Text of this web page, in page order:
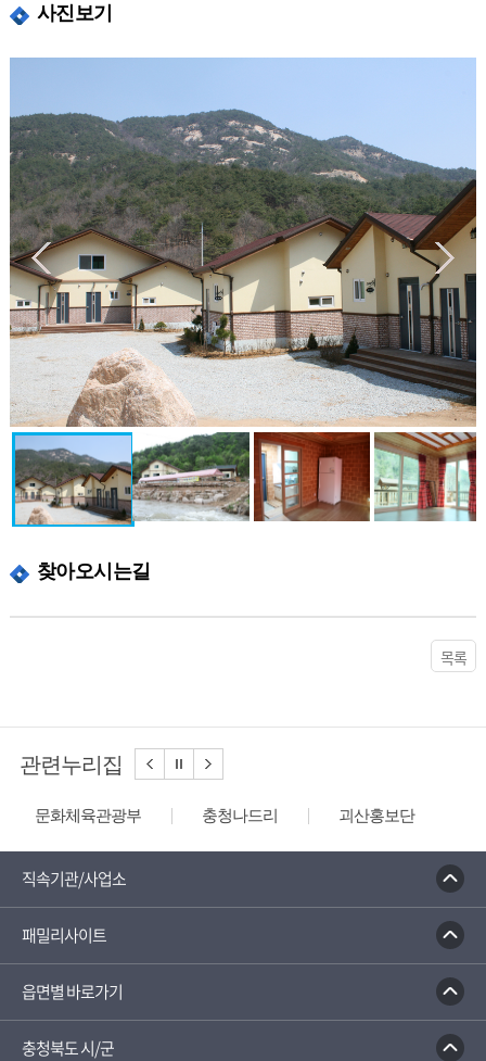
사진보기
찾아오시는길
목록
관련누리집
문화체육관광부 충청나드리
괴산홍보단
디지털 관광주민증
농업역사박물관
직속기관/사업소
패밀리사이트
읍면별 바로가기
충청북도 시/군